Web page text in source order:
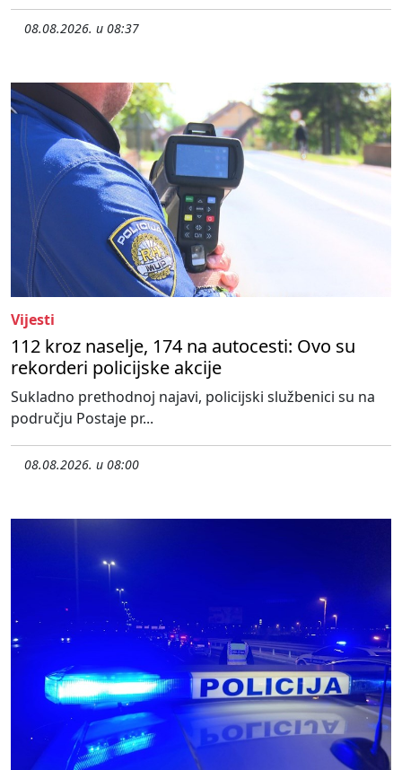
08.08.2026. u 08:37
Vijesti
112 kroz naselje, 174 na autocesti: Ovo su
rekorderi policijske akcije
Sukladno prethodnoj najavi, policijski službenici su na
području Postaje pr...
08.08.2026. u 08:00